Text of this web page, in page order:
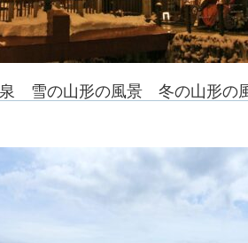
泉 雪の山形の風景 冬の山形の